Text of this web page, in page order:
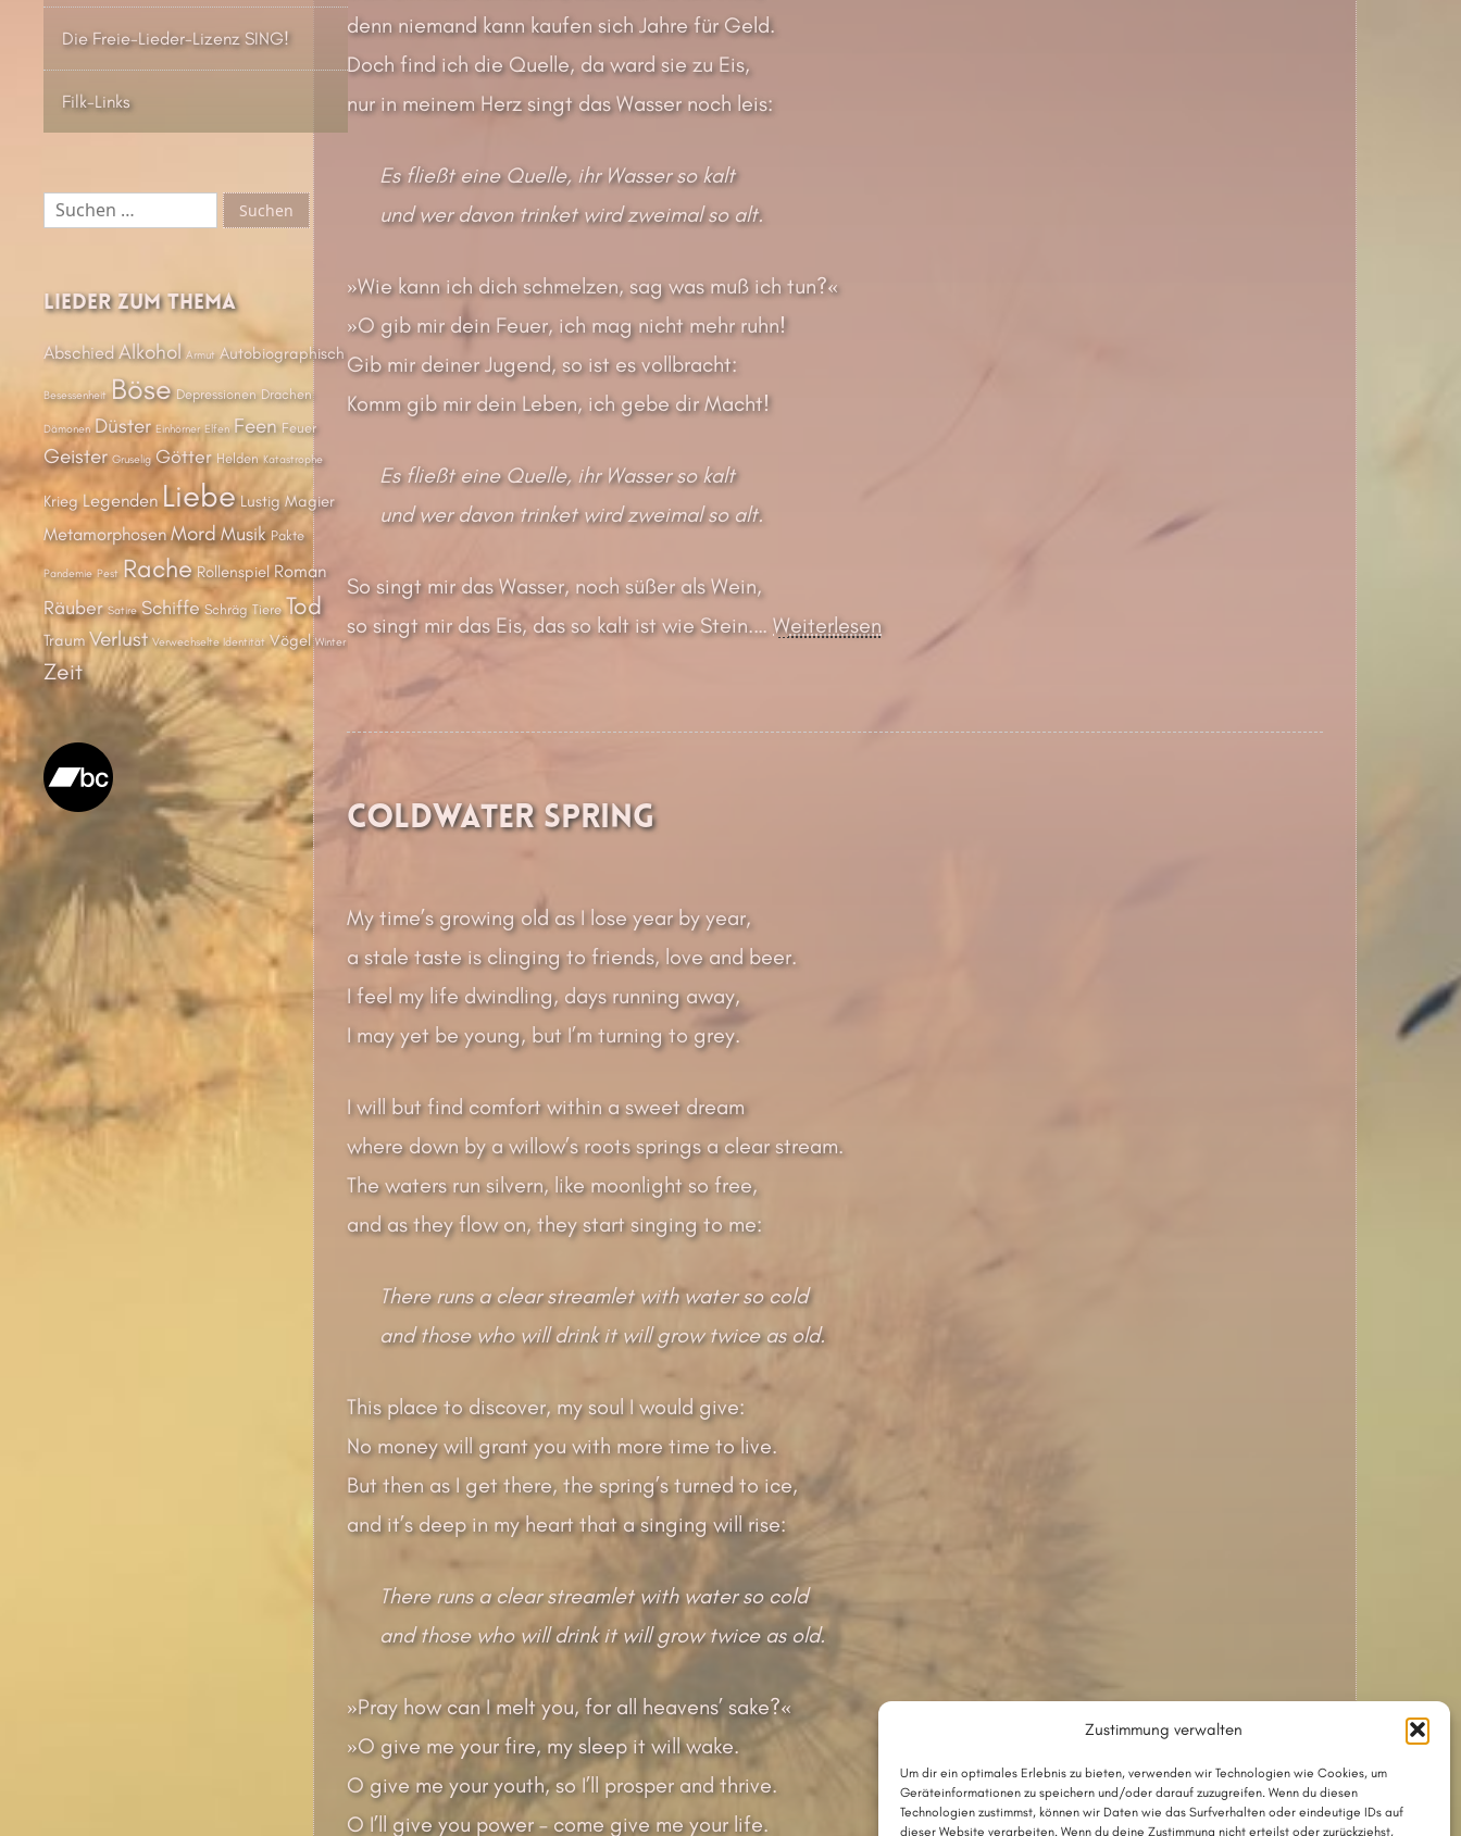
Zustimmung verwalten
Um dir ein optimales Erlebnis zu bieten, verwenden wir Technologien wie Cookies, um
Geräteinformationen zu speichern und/oder darauf zuzugreifen. Wenn du diesen
Technologien zustimmst, können wir Daten wie das Surfverhalten oder eindeutige IDs auf
dieser Website verarbeiten. Wenn du deine Zustimmung nicht erteilst oder zurückziehst,
denn niemand kann kaufen sich Jahre für Geld.
Doch find ich die Quelle, da ward sie zu Eis,
nur in meinem Herz singt das Wasser noch leis:
Es fließt eine Quelle, ihr Wasser so kalt
und wer davon trinket wird zweimal so alt.
»Wie kann ich dich schmelzen, sag was muß ich tun?«
»O gib mir dein Feuer, ich mag nicht mehr ruhn!
Gib mir deiner Jugend, so ist es vollbracht:
Komm gib mir dein Leben, ich gebe dir Macht!
Es fließt eine Quelle, ihr Wasser so kalt
und wer davon trinket wird zweimal so alt.
So singt mir das Wasser, noch süßer als Wein,
so singt mir das Eis, das so kalt ist wie Stein.… Weiterlesen
Coldwater Spring
My time’s growing old as I lose year by year,
a stale taste is clinging to friends, love and beer.
I feel my life dwindling, days running away,
I may yet be young, but I’m turning to grey.
I will but find comfort within a sweet dream
where down by a willow’s roots springs a clear stream.
The waters run silvern, like moonlight so free,
and as they flow on, they start singing to me:
There runs a clear streamlet with water so cold
and those who will drink it will grow twice as old.
This place to discover, my soul I would give:
No money will grant you with more time to live.
But then as I get there, the spring’s turned to ice,
and it’s deep in my heart that a singing will rise:
There runs a clear streamlet with water so cold
and those who will drink it will grow twice as old.
»Pray how can I melt you, for all heavens’ sake?«
»O give me your fire, my sleep it will wake.
O give me your youth, so I’ll prosper and thrive.
O I’ll give you power – come give me your life.
Die Freie-Lieder-Lizenz SING!
Filk-Links
Suchen
nach:
Lieder zum Thema
Abschied Alkohol Armut Autobiographisch
Besessenheit Böse Depressionen Drachen
Dämonen Düster Einhörner Elfen Feen Feuer
Geister Gruselig Götter Helden Katastrophe
Krieg Legenden Liebe Lustig Magier
Metamorphosen MordMusik Pakte
Pandemie Pest Rache Rollenspiel Roman
Räuber Satire Schiffe Schräg Tiere Tod
Traum Verlust Verwechselte Identität Vögel Winter
Zeit